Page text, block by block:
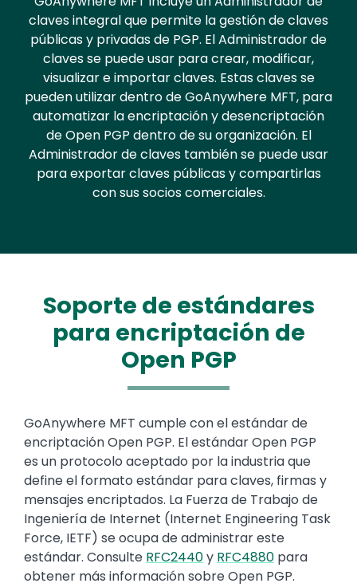
claves integral que permite la gestión de claves
públicas y privadas de PGP. El Administrador de
claves se puede usar para crear, modificar,
visualizar e importar claves. Estas claves se
pueden utilizar dentro de GoAnywhere MFT, para
automatizar la encriptación y desencriptación
de Open PGP dentro de su organización. El
Administrador de claves también se puede usar
para exportar claves públicas y compartirlas
con sus socios comerciales.
Soporte de estándares
para encriptación de
Open PGP
Text
GoAnywhere MFT cumple con el estándar de
encriptación Open PGP. El estándar Open PGP
es un protocolo aceptado por la industria que
define el formato estándar para claves, firmas y
mensajes encriptados. La Fuerza de Trabajo de
Ingeniería de Internet (Internet Engineering Task
Force, IETF) se ocupa de administrar este
estándar. Consulte RFC2440y RFC4880 para
obtener más información sobre Open PGP.